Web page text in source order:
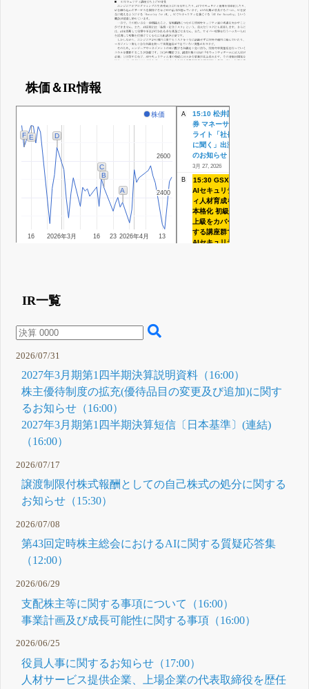
株価＆IR情報
株価
2026年3月 2026年4月
16 16 23 13
2400
2400
2600
2600
F E D
C
B
A
A
15:10 松井証
券 マネーサテ
ライト「社長
に聞く」出演
のお知らせ
3月 27, 2026
B
15:30 GSX、
AIセキュリテ
ィ人材育成を
本格化 初級～
上級をカバー
する講座群で
AIセキュリテ
を受賞
3月 18, 2026
D
11:00 GSXは
ジアと連携
ナル教育講座
「SecuriST」
プ急成長100
期決算に関す
る質疑応答集
IR一覧
2026/07/31
2027年3月期第1四半期決算説明資料（16:00）
株主優待制度の拡充(優待品目の変更及び追加)に関す
るお知らせ（16:00）
2027年3月期第1四半期決算短信〔日本基準〕(連結)
（16:00）
2026/07/17
譲渡制限付株式報酬としての自己株式の処分に関する
お知らせ（15:30）
2026/07/08
第43回定時株主総会におけるAIに関する質疑応答集
（12:00）
2026/06/29
支配株主等に関する事項について（16:00）
事業計画及び成長可能性に関する事項（16:00）
2026/06/25
役員人事に関するお知らせ（17:00）
人材サービス提供企業、上場企業の代表取締役を歴任